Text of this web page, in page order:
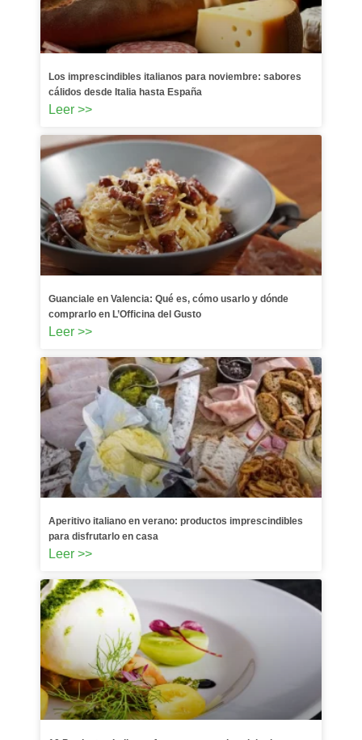
Los imprescindibles italianos para noviembre: sabores
cálidos desde Italia hasta España
Leer >>
Guanciale en Valencia: Qué es, cómo usarlo y dónde
comprarlo en L’Officina del Gusto
Leer >>
Aperitivo italiano en verano: productos imprescindibles
para disfrutarlo en casa
Leer >>